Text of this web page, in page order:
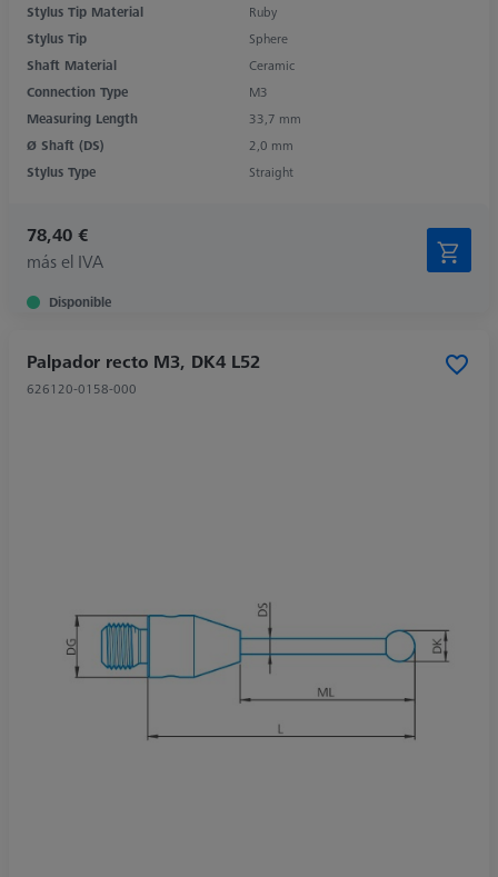
Stylus Tip Material
Ruby
Stylus Tip
Sphere
Shaft Material
Ceramic
Connection Type
M3
Measuring Length
33,7 mm
Ø Shaft (DS)
2,0 mm
Stylus Type
Straight
78,40 €
más el IVA
Disponible
Palpador recto M3, DK4 L52
626120-0158-000